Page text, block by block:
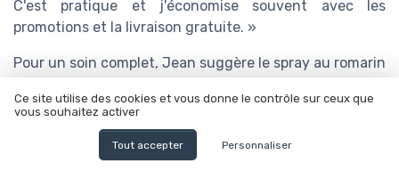
C'est pratique et j'économise souvent avec les
promotions et la livraison gratuite. »
Pour un soin complet, Jean suggère le spray au romarin
Il est facile à appliquer et laisse mes cheveux doux et
sans résidus. En plus, il est abordable et la livraison est
Ce site utilise des cookies et vous donne le contrôle sur ceux que
vous souhaitez activer
Tout accepter Personnaliser